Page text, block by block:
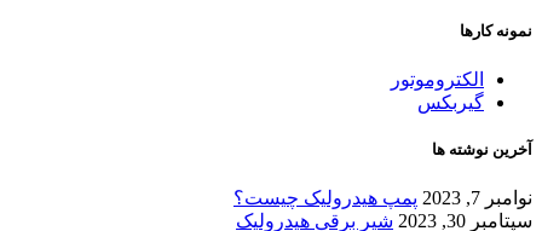
نمونه کارها
الکتروموتور
گیربکس
آخرین نوشته ها
نوامبر 7, 2023
پمپ هیدرولیک چیست؟
سپتامبر 30, 2023
شیر برقی هیدرولیک